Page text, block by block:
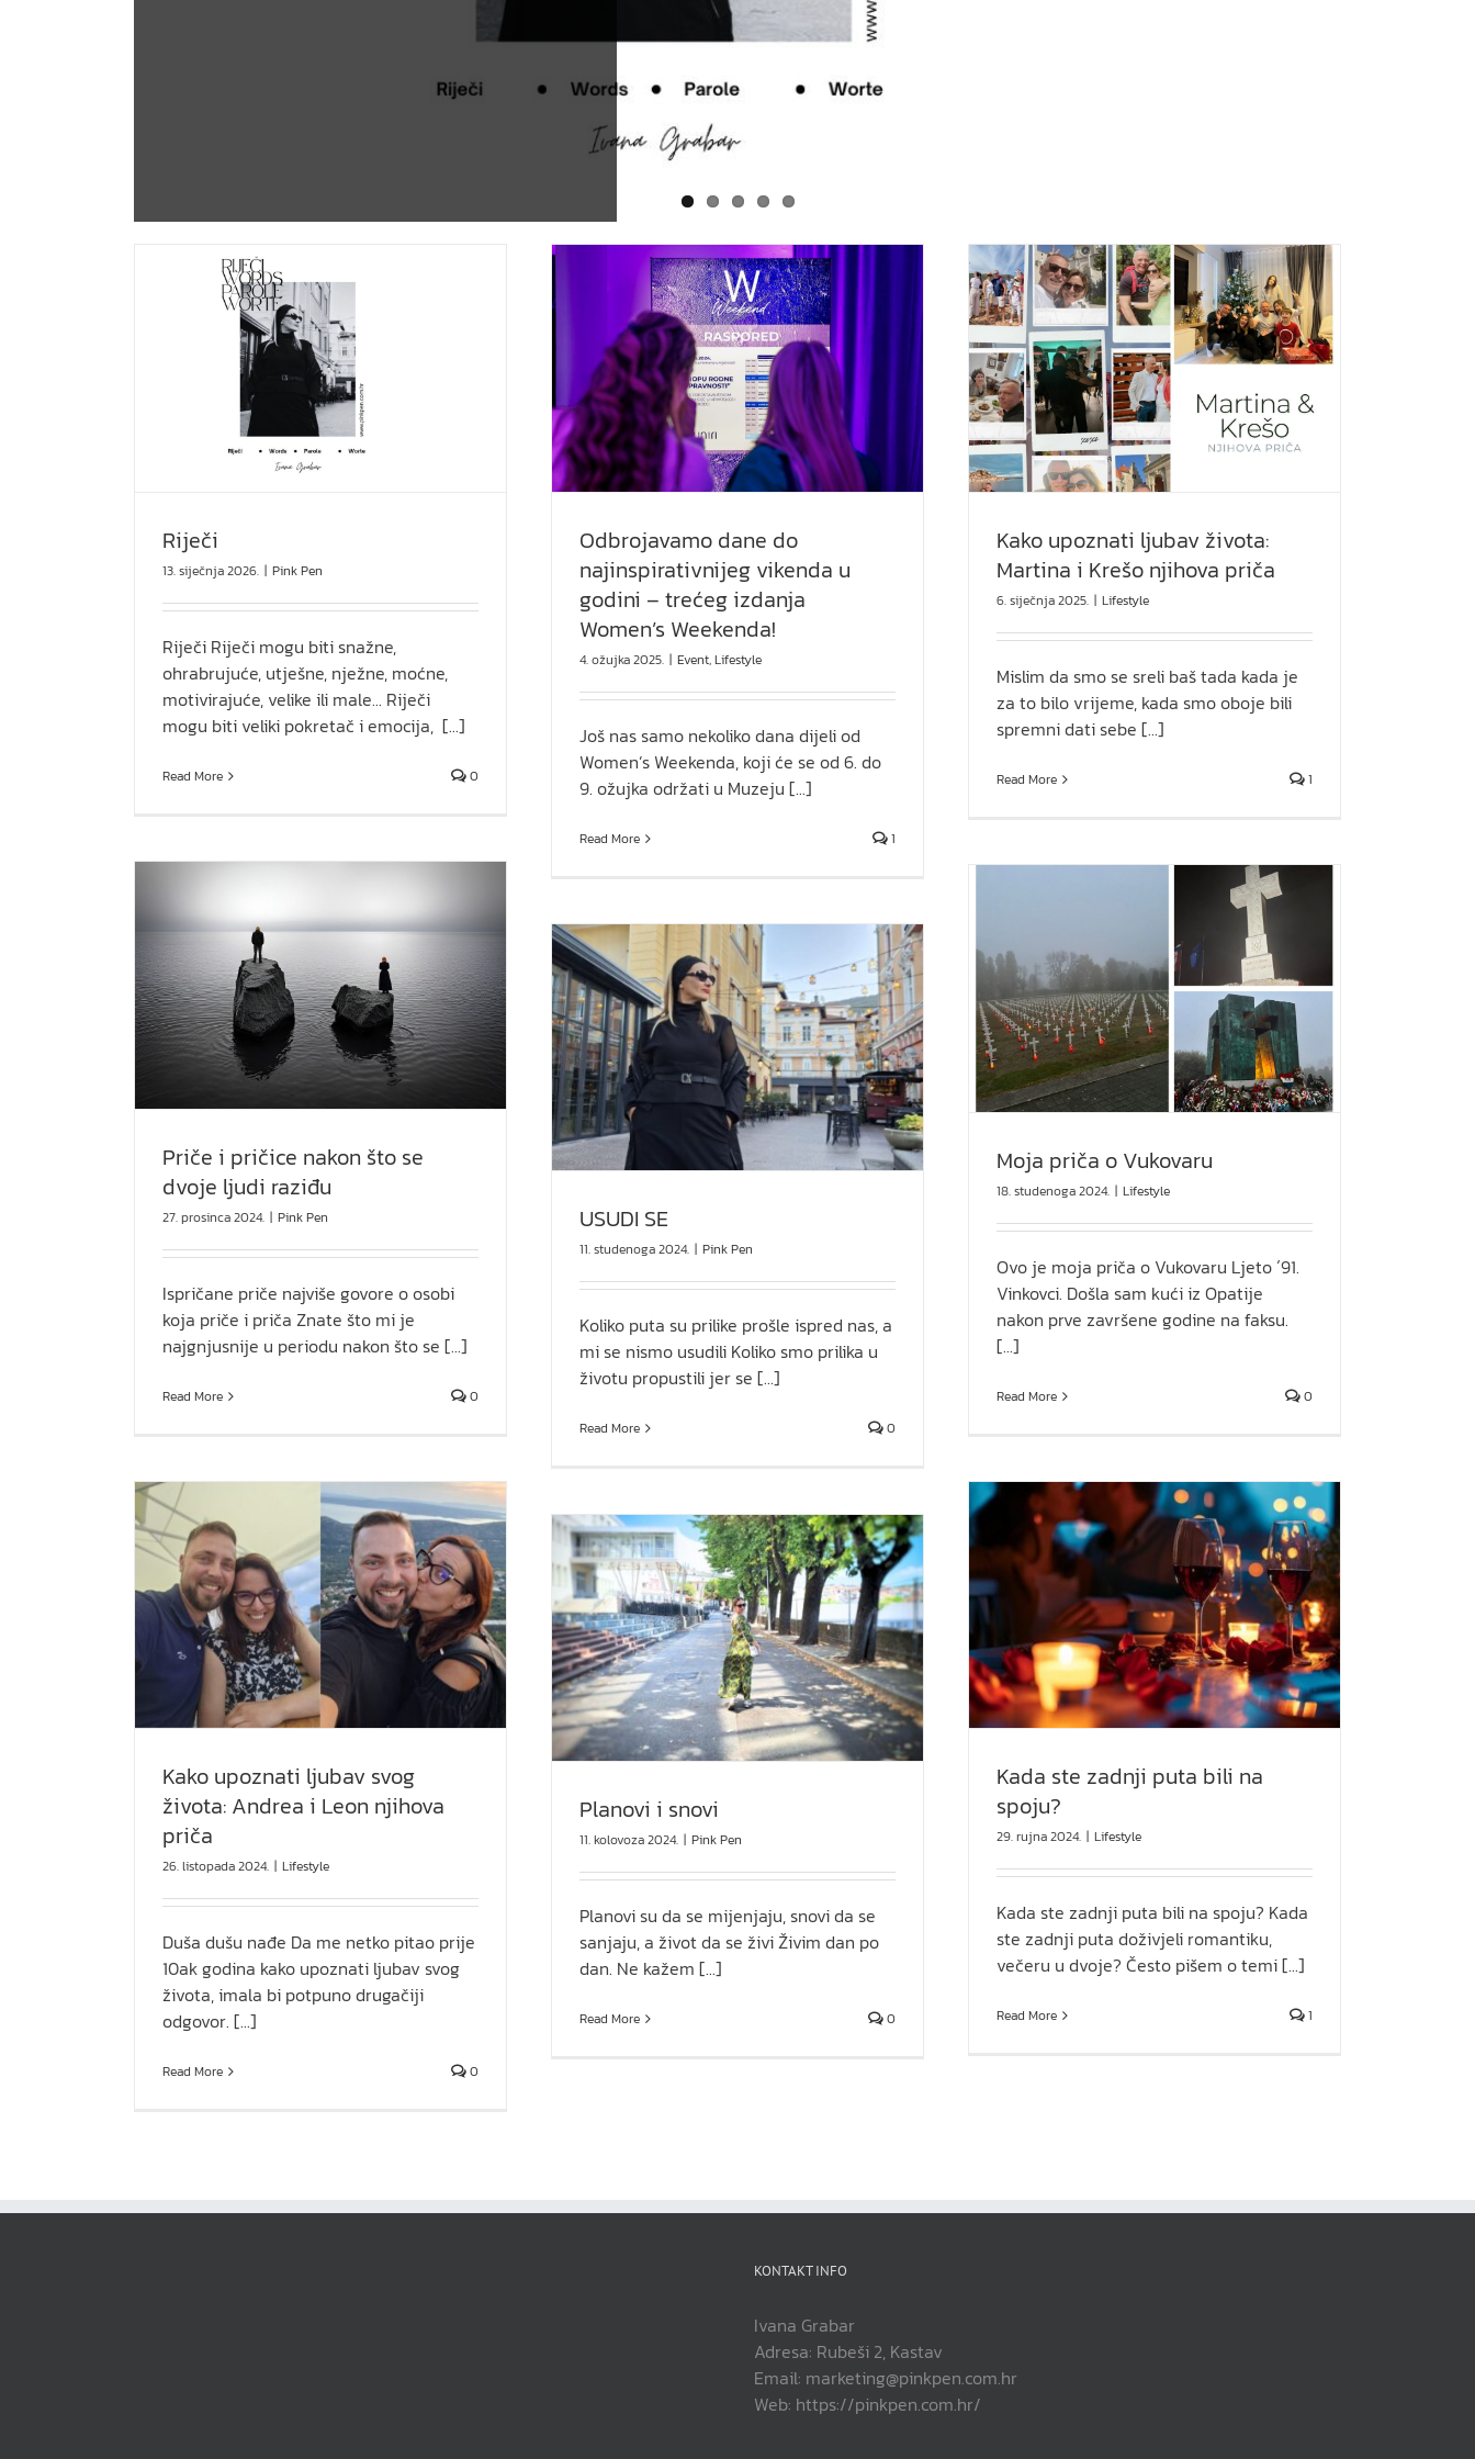
Riječi
13. siječnja 2026. | Pink Pen
Riječi Riječi mogu biti snažne,
ohrabrujuće, utješne, nježne, moćne,
motivirajuće, velike ili male... Riječi
mogu biti veliki pokretač i emocija, [...]
Read More 0
Odbrojavamo dane do najinspirativnijeg
vikenda u godini – trećeg izdanja Women’s
Weekenda!
Lifestyle
Odbrojavamo dane do
najinspirativnijeg vikenda u
godini – trećeg izdanja
Women’s Weekenda!
4. ožujka 2025. | Event,Lifestyle
Još nas samo nekoliko dana dijeli od
Women’s Weekenda, koji će se od 6. do
9. ožujka održati u Muzeju [...]
Read More 1
Kako upoznati ljubav života: Martina i Krešo
njihova priča
Lifestyle
Kako upoznati ljubav života:
Martina i Krešo njihova priča
6. siječnja 2025. | Lifestyle
Mislim da smo se sreli baš tada kada je
za to bilo vrijeme, kada smo oboje bili
spremni dati sebe [...]
Read More 1
Priče i pričice nakon što se
dvoje ljudi raziđu
27. prosinca 2024. | Pink Pen
Ispričane priče najviše govore o osobi
koja priče i priča Znate što mi je
najgnjusnije u periodu nakon što se [...]
Read More 0
Moja priča o Vukovaru
Lifestyle
Moja priča o Vukovaru
18. studenoga 2024. | Lifestyle
Ovo je moja priča o Vukovaru Ljeto ´91.
Vinkovci. Došla sam kući iz Opatije
nakon prve završene godine na faksu.
[...]
Read More 0
USUDI SE
Pink Pen
USUDI SE
11. studenoga 2024. | Pink Pen
Koliko puta su prilike prošle ispred nas, a
mi se nismo usudili Koliko smo prilika u
životu propustili jer se [...]
Read More 0
Kako upoznati ljubav svog
života: Andrea i Leon njihova
priča
26. listopada 2024. | Lifestyle
Duša dušu nađe Da me netko pitao prije
10ak godina kako upoznati ljubav svog
života, imala bi potpuno drugačiji
odgovor. [...]
Read More 0
Kada ste zadnji puta bili na spoju?
Lifestyle
Kada ste zadnji puta bili na
spoju?
29. rujna 2024. | Lifestyle
Kada ste zadnji puta bili na spoju? Kada
ste zadnji puta doživjeli romantiku,
večeru u dvoje? Često pišem o temi [...]
Read More 1
Planovi i snovi
Pink Pen
Planovi i snovi
11. kolovoza 2024. | Pink Pen
Planovi su da se mijenjaju, snovi da se
sanjaju, a život da se živi Živim dan po
dan. Ne kažem [...]
Read More 0
KONTAKT INFO
Ivana Grabar
Adresa: Rubeši 2, Kastav
Email: marketing@pinkpen.com.hr
Web: https://pinkpen.com.hr/